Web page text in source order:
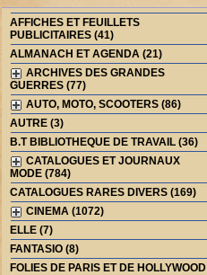
AFFICHES ET FEUILLETS
PUBLICITAIRES (41)
ALMANACH ET AGENDA (21)
ARCHIVES DES GRANDES
GUERRES (77)
AUTO, MOTO, SCOOTERS (86)
AUTRE (3)
B.T BIBLIOTHEQUE DE TRAVAIL (36)
CATALOGUES ET JOURNAUX
MODE (784)
CATALOGUES RARES DIVERS (169)
CINEMA (1072)
ELLE (7)
FANTASIO (8)
FOLIES DE PARIS ET DE HOLLYWOOD